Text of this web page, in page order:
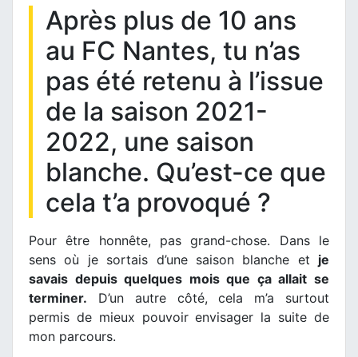
Après plus de 10 ans
au FC Nantes, tu n’as
pas été retenu à l’issue
de la saison 2021-
2022, une saison
blanche. Qu’est-ce que
cela t’a provoqué ?
Pour être honnête, pas grand-chose. Dans le
sens où je sortais d’une saison blanche et je
savais depuis quelques mois que ça allait se
terminer. D’un autre côté, cela m’a surtout
permis de mieux pouvoir envisager la suite de
mon parcours.